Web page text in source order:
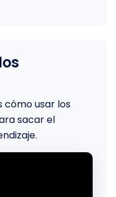
cómo usar los
sacar el